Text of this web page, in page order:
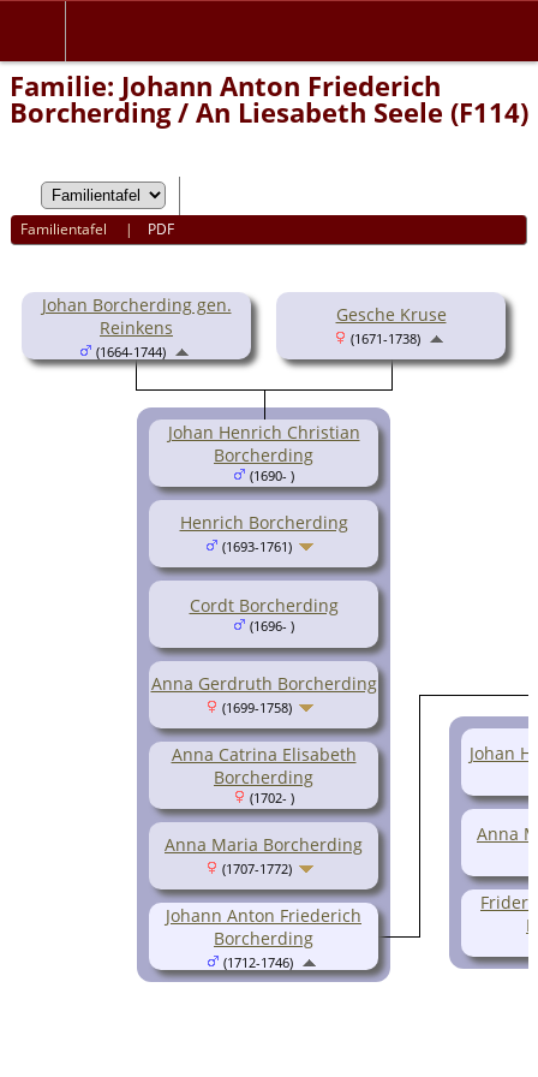
Familie: Johann Anton Friederich
Borcherding / An Liesabeth Seele (F114)
Familientafel | PDF
Johan Borcherding gen.
Reinkens
(1664-1744)
Gesche Kruse
(1671-1738)
Johan Henrich Christian
Borcherding
(1690- )
Henrich Borcherding
(1693-1761)
Cordt Borcherding
(1696- )
Anna Gerdruth Borcherding
(1699-1758)
Anna Catrina Elisabeth
Borcherding
(1702- )
Anna Maria Borcherding
(1707-1772)
Johann Anton Friederich
Borcherding
(1712-1746)
Johan
Anna